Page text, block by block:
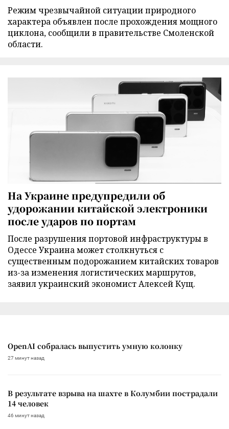
Режим чрезвычайной ситуации природного
характера объявлен после прохождения мощного
циклона, сообщили в правительстве Смоленской
области.
На Украине предупредили об
удорожании китайской электроники
после ударов по портам
После разрушения портовой инфраструктуры в
Одессе Украина может столкнуться с
существенным подорожанием китайских товаров
из-за изменения логистических маршрутов,
заявил украинский экономист Алексей Кущ.
OpenAI собралась выпустить умную колонку
27 минут назад
В результате взрыва на шахте в Колумбии пострадали
14 человек
46 минут назад